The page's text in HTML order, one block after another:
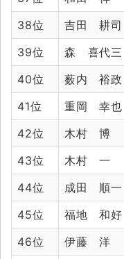
38位
吉田 耕司
39位
森 喜代三
40位
薮内 裕政
41位
重岡 幸也
42位
木村 博
43位
木村 一
44位
成田 順一
45位
福地 和好
46位
伊藤 洋